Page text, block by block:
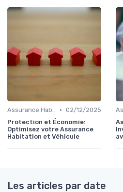
Assurance Habitation et Véhicule • 02/12/2025
Protection et Économie:
Optimisez votre Assurance
Habitation et Véhicule
Les articles par date